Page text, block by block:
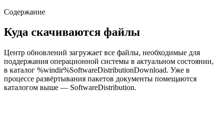
Содержание
Куда скачиваются файлы
Центр обновлений загружает все файлы, необходимые для
поддержания операционной системы в актуальном состоянии,
в каталог %windir%SoftwareDistributionDownload. Уже в
процессе развёртывания пакетов документы помещаются
каталогом выше — SoftwareDistribution.